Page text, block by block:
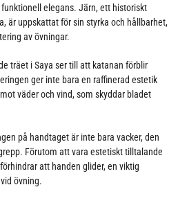
elegans. Järn, ett historiskt
är uppskattat för sin styrka och hållbarhet,
av övningar.
träet i Saya ser till att katanan förblir
ger inte bara en raffinerad estetik
väder och vind, som skyddar bladet
på handtaget är inte bara vacker, den
Förutom att vara estetiskt tilltalande
att handen glider, en viktig
övning.